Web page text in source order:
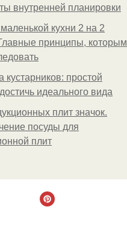
внутренней планировки
кухни 2 на 2
принципы, которым
кустарников: простой
идеального вида
плит значок.
посуды для
плит